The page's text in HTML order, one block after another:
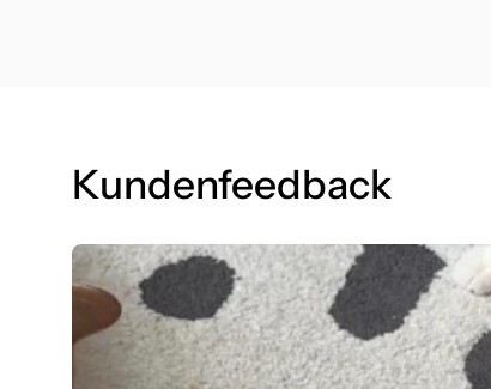
Kundenfeedback